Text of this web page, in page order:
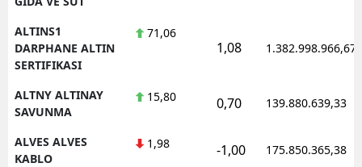
ALTINS1
DARPHANE ALTIN
SERTIFIKASI
71,06
1,08 1.382.998.966,67
ALTNY ALTINAY
SAVUNMA
15,80 0,70 139.880.639,33
ALVES ALVES
KABLO
1,98 -1,00 175.850.365,38